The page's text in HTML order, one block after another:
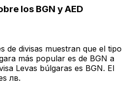
los BGN y AED
de divisas muestran que el tipo
más popular es de BGN a
Levas búlgaras es BGN. El
лв.